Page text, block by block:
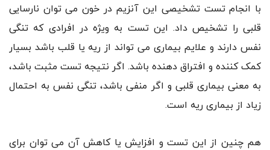
با انجام تست تشخیصی این آنزیم در خون می توان نارسایی
قلبی را تشخیص داد. این تست به ویژه در افرادی که تنگی
نفس دارند و علایم بیماری می تواند از ریه یا قلب باشد بسیار
کمک کننده و افتراق دهنده باشد. اگر نتیجه تست مثبت باشد،
به معنی بیماری قلبی و اگر منفی باشد، تنگی نفس به احتمال
زیاد از بیماری ریه است.
هم چنین از این تست و افزایش یا کاهش آن می توان برای